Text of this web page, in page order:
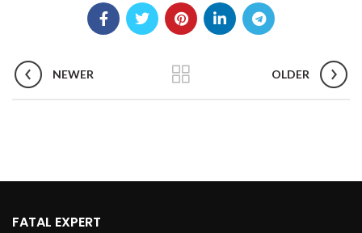
NEWER OLDER
FATAL EXPERT